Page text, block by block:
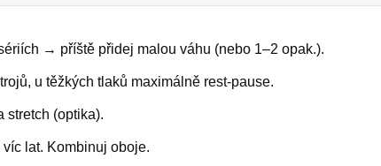
→ příště přidej malou váhu (nebo 1–2 opak.).
u těžkých tlaků maximálně rest-pause.
stretch (optika).
lat. Kombinuj oboje.